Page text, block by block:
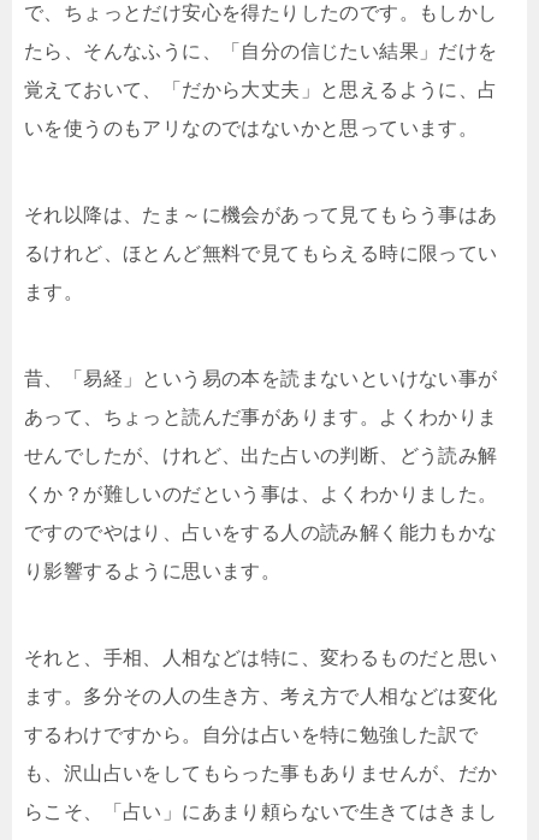
で、ちょっとだけ安心を得たりしたのです。もしかし
たら、そんなふうに、「自分の信じたい結果」だけを
覚えておいて、「だから大丈夫」と思えるように、占
いを使うのもアリなのではないかと思っています。
それ以降は、たま～に機会があって見てもらう事はあ
るけれど、ほとんど無料で見てもらえる時に限ってい
ます。
昔、「易経」という易の本を読まないといけない事が
あって、ちょっと読んだ事があります。よくわかりま
せんでしたが、けれど、出た占いの判断、どう読み解
くか？が難しいのだという事は、よくわかりました。
ですのでやはり、占いをする人の読み解く能力もかな
り影響するように思います。
それと、手相、人相などは特に、変わるものだと思い
ます。多分その人の生き方、考え方で人相などは変化
するわけですから。自分は占いを特に勉強した訳で
も、沢山占いをしてもらった事もありませんが、だか
らこそ、「占い」にあまり頼らないで生きてはきまし